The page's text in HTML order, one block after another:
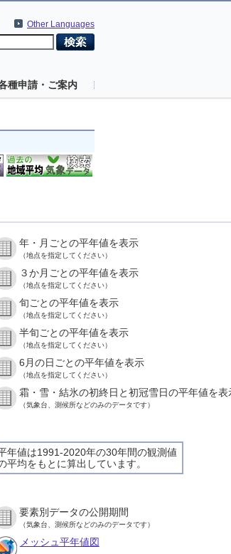
Other Languages
種申請・ご案内
年・月ごとの平年値を表示
（地点を指定してください）
３か月ごとの平年値を表示
（地点を指定してください）
旬ごとの平年値を表示
（地点を指定してください）
半旬ごとの平年値を表示
（地点を指定してください）
6月の日ごとの平年値を表示
（地点を指定してください）
霜・雪・結氷の初終日と初冠雪日の平年値を表
（気象台、測候所などのみのデータです）
年値は1991-2020年の30年間の観測値
平均をもとに算出しています。
要素別データの公開期間
（気象台、測候所などのみのデータです）
メッシュ平年値図